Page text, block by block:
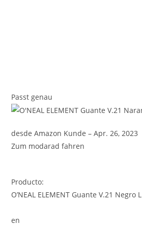
Passt genau
desde Amazon Kunde – Apr. 26, 2023
Zum modarad fahren
Producto:
O’NEAL ELEMENT Guante V.21 Negro L
en